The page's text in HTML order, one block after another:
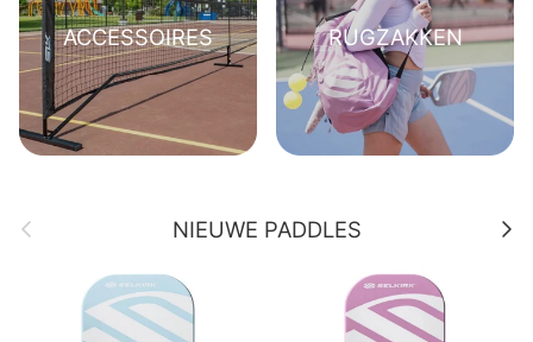
ACCESSOIRES RUGZAKKEN
Vorige NIEUWE PADDLES